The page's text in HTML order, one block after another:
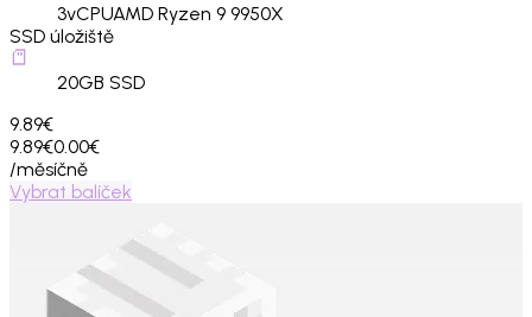
3vCPUAMD Ryzen 9 9950X
SSD úložiště
20GB SSD
9.89€
9.89€0.00€
/měsíčně
Vybrat balíček